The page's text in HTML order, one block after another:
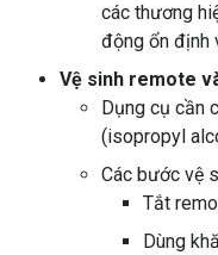
các thương
động ổn định
Vệ sinh remote
Dụng cụ cần
(isopropyl
Các bước vệ
Tắt
Dùng